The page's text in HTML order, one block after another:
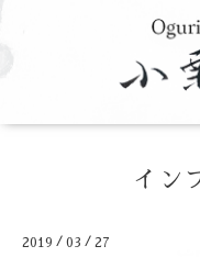
イン
2019 / 03 / 27